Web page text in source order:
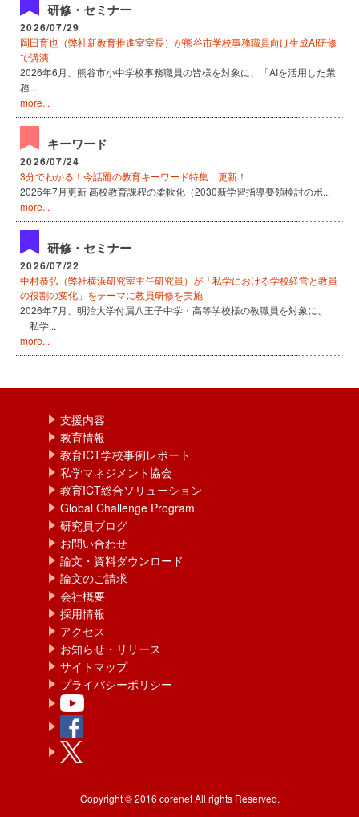
研修・セミナー
2026/07/29
岡田育也（弊社新教育推進室室長）が熊谷市学校事務職員向け生成AI研修
で講演
2026年6月、熊谷市小中学校事務職員の皆様を対象に、「AIを活用した業
務...
more...
キーワード
2026/07/24
3分でわかる！今話題の教育キーワード特集 更新！
2026年7月更新 高校教育課程の柔軟化（2030新学習指導要領検討のポ...
more...
研修・セミナー
2026/07/22
中村恭弘（弊社横浜研究室主任研究員）が「私学における学校経営と教員
の役割の変化」をテーマに教員研修を実施
2026年7月、明治大学付属八王子中学・高等学校様の教職員を対象に、
「私学...
more...
支援内容
教育情報
教育ICT学校事例レポート
私学マネジメント協会
教育ICT総合ソリューション
Global Challenge Program
研究員ブログ
お問い合わせ
論文・資料ダウンロード
論文のご請求
会社概要
採用情報
アクセス
お知らせ・リリース
サイトマップ
プライバシーポリシー
Copyright © 2016 corenet All rights Reserved.